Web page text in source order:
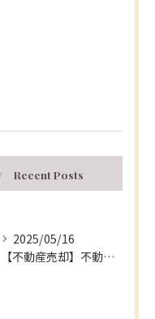
Recent Posts
2025/05/16
【不動産売却】不動産の売買契約時に売主が用意するもの～伊丹市の不動産会社～